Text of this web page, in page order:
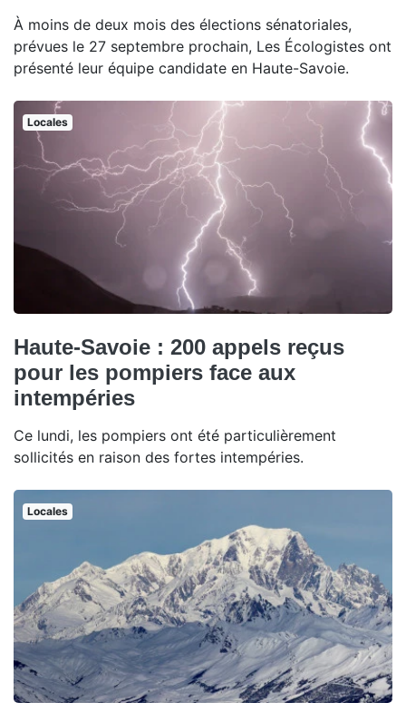
À moins de deux mois des élections sénatoriales,
prévues le 27 septembre prochain, Les Écologistes ont
présenté leur équipe candidate en Haute-Savoie.
Locales
Haute-Savoie : 200 appels reçus
pour les pompiers face aux
intempéries
Ce lundi, les pompiers ont été particulièrement
sollicités en raison des fortes intempéries.
Locales